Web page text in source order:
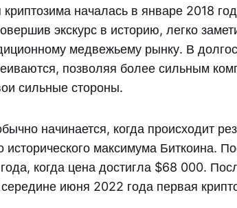
началась в январе 2018
экскурс в историю, легко
медвежьему рынку. В
позволяя более сильным
сильные стороны.
начинается, когда происходит
исторического максимума Биткоина.
когда цена достигла $68 000.
июня 2022 года первая